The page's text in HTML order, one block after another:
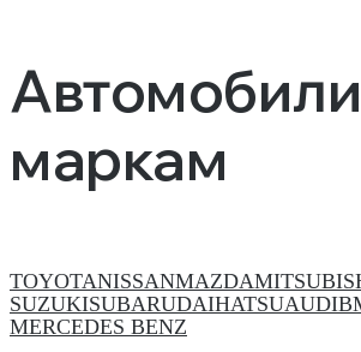
маркам
TOYOTANISSANMAZDA
SUZUKISUBARUDAIHATSUAUDI
MERCEDES BENZ